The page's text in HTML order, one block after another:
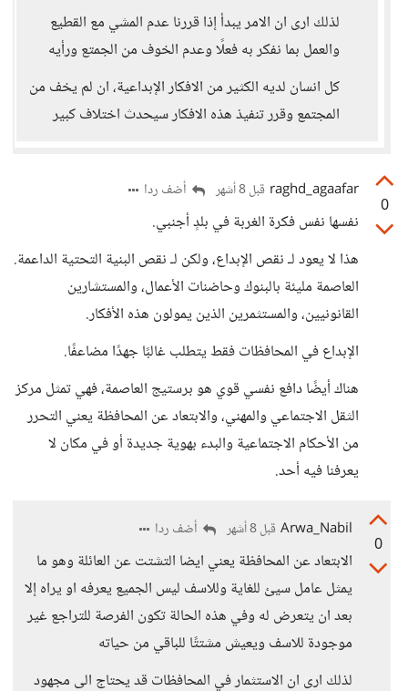
لذلك ارى ان الامر يبدأ إذا قررنا عدم المشي مع القطيع
والعمل بما نفكر به فعلًا وعدم الخوف من الجمتع ورأيه
كل انسان لديه الكثير من الافكار الإبداعية، ان لم يخف من
المجتمع وقرر تنفيذ هذه الافكار سيحدث اختلاف كبير
0
raghd_agaafar قبل 8 أشهر أضف ردا
نفسها نفس فكرة الغربة في بلدٍ أجنبي.
هذا لا يعود لـ نقص الإبداع، ولكن لـ نقص البنية التحتية الداعمة.
العاصمة مليئة بالبنوك وحاضنات الأعمال، والمستشارين
القانونيين، والمستثمرين الذين يمولون هذه الأفكار.
الإبداع في المحافظات فقط يتطلب غالبًا جهدًا مضاعفًا.
هناك أيضًا دافع نفسي قوي هو برستيج العاصمة، فهي تمثل مركز
الثقل الاجتماعي والمهني، والابتعاد عن المحافظة يعني التحرر
من الأحكام الاجتماعية والبدء بهوية جديدة أو في مكان لا
يعرفنا فيه أحد.
0
Arwa_Nabil قبل 8 أشهر أضف ردا
الابتعاد عن المحافظة يعني ايضا التشتت عن العائلة وهو ما
يمثل عامل سيئ للغاية وللاسف ليس الجميع يعرفه او يراه إلا
بعد ان يتعرض له وفي هذه الحالة تكون الفرصة للتراجع غير
موجودة للاسف ويعيش مشتتًا للباقي من حياته
لذلك ارى ان الاستثمار في المحافظات قد يحتاج الى مجهود